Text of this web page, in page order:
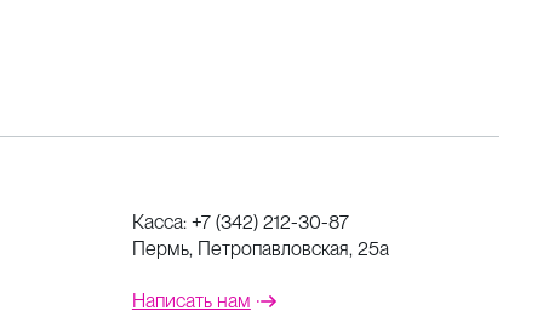
Касса: +7 (342) 212-30-87
Пермь, Петропавловская, 25а
Написать нам